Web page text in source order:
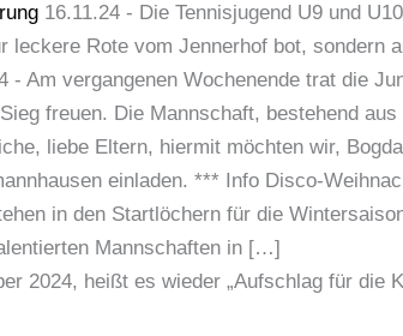
16.11.24 - Die Tennisjugend U9 und
leckere Rote vom Jennerhof bot, sondern
- Am vergangenen Wochenende trat die
freuen. Die Mannschaft, bestehend
liebe Eltern, hiermit möchten wir,
einladen. *** Info Disco-
in den Startlöchern für die
Mannschaften in […]
2024, heißt es wieder „Aufschlag für